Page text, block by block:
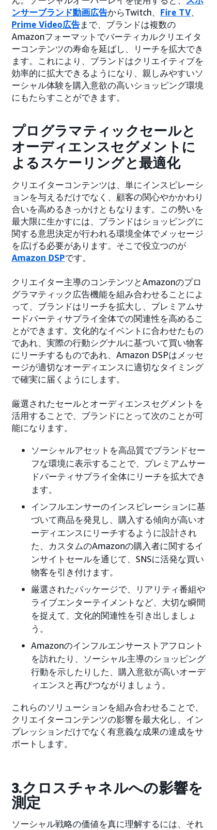
ンサーブランド動画広告からTwitch、 Fire TV、
Prime Video広告まで、ブランドは複数の
Amazonフォーマットでバーティカルクリエイタ
ーコンテンツの寿命を延ばし、リーチを拡大でき
ます。これにより、ブランドはクリエイティブを
効率的に拡大できるようになり、親しみやすいソ
ーシャル体験を購入意欲の高いショッピング環境
にもたらすことができます。
プログラマティックセールと
オーディエンスセグメントに
よるスケーリングと最適化
クリエイターコンテンツは、単にインスピレーシ
ョンを与えるだけでなく、顧客の関心やかかわり
合いを高めるきっかけともなります。この勢いを
最大限に生かすには、ブランドはショッピングに
関する意思決定が行われる環境全体でメッセージ
を広げる必要があります。そこで役立つのが
Amazon DSPです。
クリエイター主導のコンテンツとAmazonのプロ
グラマティック広告機能を組み合わせることによ
って、ブランドはリーチを拡大し、プレミアムサ
ードパーティサプライ全体での関連性を高めるこ
とができます。文化的なイベントに合わせたもの
であれ、実際の行動シグナルに基づいて買い物客
にリーチするものであれ、Amazon DSPはメッセ
ージが適切なオーディエンスに適切なタイミング
で確実に届くようにします。
厳選されたセールとオーディエンスセグメントを
活用することで、ブランドにとって次のことが可
能になります。
ソーシャルアセットを高品質でブランドセー
フな環境に表示することで、プレミアムサー
ドパーティサプライ全体にリーチを拡大でき
ます。
インフルエンサーのインスピレーションに基
づいて商品を発見し、購入する傾向が高いオ
ーディエンスにリーチするように設計され
た、カスタムのAmazonの購入者に関するイ
ンサイトセールを通じて、SNSに活発な買い
物客を引き付けます。
厳選されたパッケージで、リアリティ番組や
ライブエンターテイメントなど、大切な瞬間
を捉えて、文化的関連性を引き出しましょ
う。
Amazonのインフルエンサーストアフロント
を訪れたり、ソーシャル主導のショッピング
行動を示したりした、購入意欲が高いオーデ
ィエンスと再びつながりましょう。
これらのソリューションを組み合わせることで、
クリエイターコンテンツの影響を最大化し、イン
プレッションだけでなく有意義な成果の達成をサ
ポートします。
3.クロスチャネルへの影響を
測定
ソーシャル戦略の価値を真に理解するには、それ